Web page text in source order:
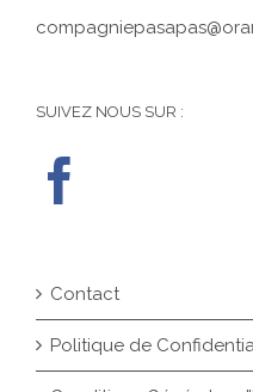
SUIVEZ NOUS SUR :
Contact
Politique de